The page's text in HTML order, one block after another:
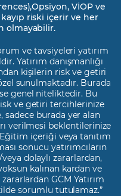
VİOP ve
riski içerir ve her
olmayabilir.
ve tavsiyeleri yatırım
Yatırım danışmanlığı
kişilerin risk ve getiri
sunulmaktadır. Burada
genel niteliktedir. Bu
ve getiri tercihlerinize
burada yer alan
verilmesi beklentilerinize
içeriği veya tanıtım
sonucu yatırımcıların
dolaylı zararlardan,
kalınan kardan ve
GCM Yatırım
sorumlu tutulamaz.”